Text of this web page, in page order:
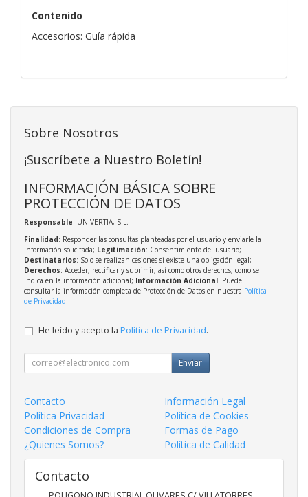
Contenido
Accesorios: Guía rápida
Sobre Nosotros
¡Suscríbete a Nuestro Boletín!
INFORMACIÓN BÁSICA SOBRE
PROTECCIÓN DE DATOS
Responsable: UNIVERTIA, S.L.
Finalidad: Responder las consultas planteadas por el usuario y enviarle la
información solicitada; Legitimación: Consentimiento del usuario;
Destinatarios: Solo se realizan cesiones si existe una obligación legal;
Derechos: Acceder, rectificar y suprimir, así como otros derechos, como se
indica en la información adicional; Información Adicional: Puede
consultar la información completa de Protección de Datos en nuestra Política
de Privacidad
He leído y acepto la Política de Privacidad.
Enviar
Contacto
Información Legal
Política Privacidad
Política de Cookies
Condiciones de Compra
Formas de Pago
¿Quienes Somos?
Política de Calidad
Contacto